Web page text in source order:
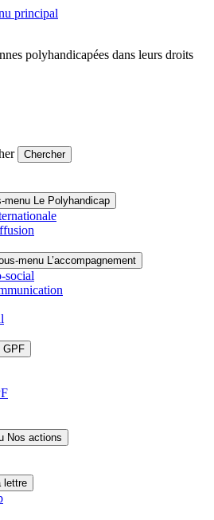
principal
polyhandicapées dans leurs droits
menu Le Polyhandicap
menu L’accompagnement
social
GPF
Nos actions
lettre